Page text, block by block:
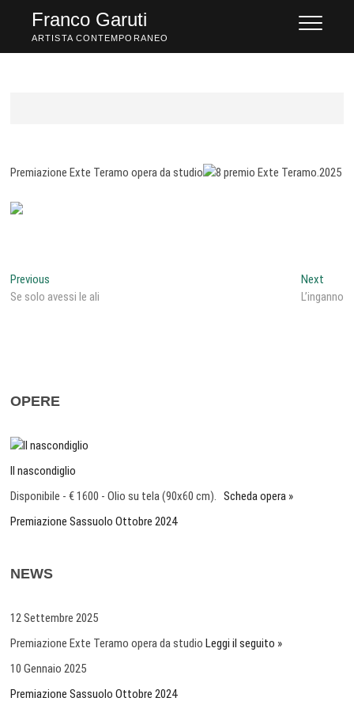
content
Franco Garuti
ARTISTA CONTEMPORANEO
Premiazione Exte Teramo opera da studio
Navigazione
articoli
Previous
post:
Se solo avessi le ali
NextNext
post:
L’inganno
OPERE
Il nascondiglio
Disponibile - € 1600 - Olio su tela (90x60 cm).Scheda opera »
Premiazione Sassuolo Ottobre 2024
NEWS
12 Settembre 2025
Premiazione Exte Teramo opera da studioLeggi il seguito »
10 Gennaio 2025
Premiazione Sassuolo Ottobre 2024